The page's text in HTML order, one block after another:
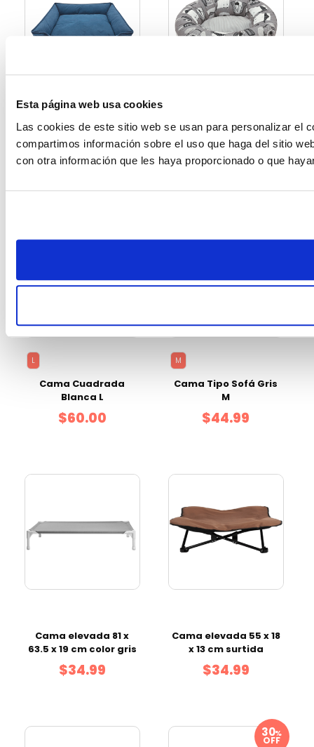
Esta página web usa cookies
Las cookies de este sitio web se usan para personalizar el
compartimos información sobre el uso que haga del sitio
con otra información que les haya proporcionado o que
M
Cama Cuadrada Azul
M
$34.99
Cama Nido Gris con
Estampado Mascota
S
$19.99
L
Cama Cuadrada
Blanca L
$60.00
M
Cama Tipo Sofá Gris
M
$44.99
Cama elevada 81 x
63.5 x 19 cm color gris
$34.99
Cama elevada 55 x 18
x 13 cm surtida
$34.99
%
OFF